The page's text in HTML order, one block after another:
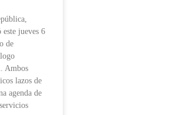
jueves 6
de
Ambos
lazos de
agenda de